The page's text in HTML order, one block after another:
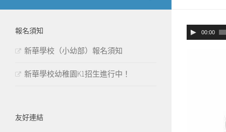
音
00:00
報名須知
新華學校（小幼部）報名須知
新華學校幼稚園K1招生進行中！
友好連結